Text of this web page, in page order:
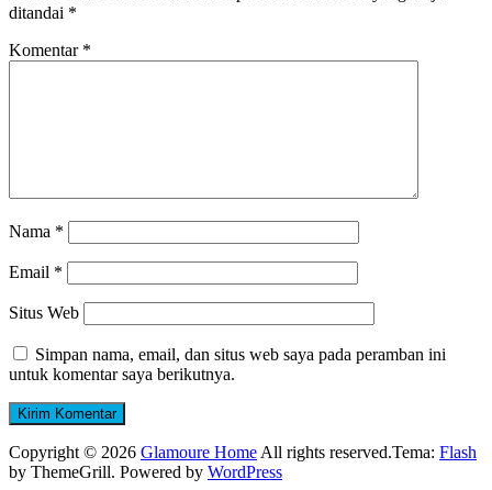
ditandai *
Komentar *
Nama *
Email *
Situs Web
Simpan nama, email, dan situs web saya pada peramban ini
untuk komentar saya berikutnya.
Copyright © 2026 Glamoure Home All rights reserved.Tema: Flash
by ThemeGrill. Powered by WordPress